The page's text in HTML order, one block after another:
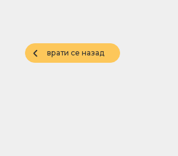
врати се назад